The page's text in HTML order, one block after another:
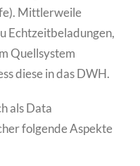
Mittlerweile
Echtzeitbeladungen,
Quellsystem
diese in das DWH.
als Data
folgende Aspekte